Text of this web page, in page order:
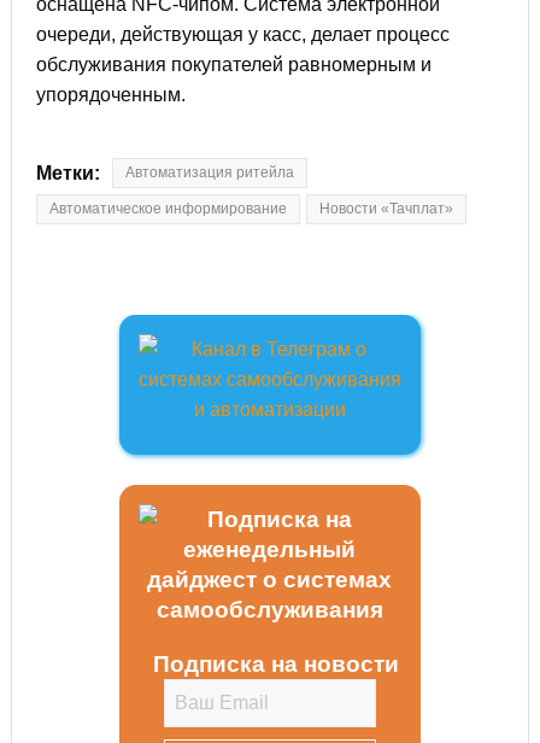
оснащена NFC-чипом. Система электронной
очереди, действующая у касс, делает процесс
обслуживания покупателей равномерным и
упорядоченным.
Метки: Автоматизация ритейла
Автоматическое информирование Новости «Тачплат»
Подписка на новости